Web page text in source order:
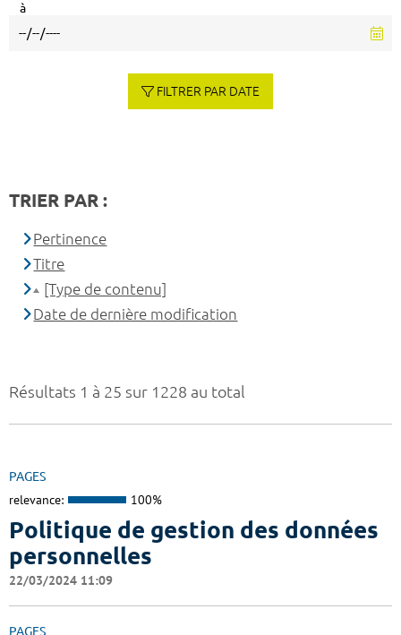
Résultats 1 à 25 sur 1228 au total
PAGES
relevance: 100%
Politique de gestion des données
personnelles
22/03/2024 11:09
PAGES
à
FILTRER PAR DATE
TRIER PAR :
Pertinence
Titre
[Type de contenu]
Date de dernière modification